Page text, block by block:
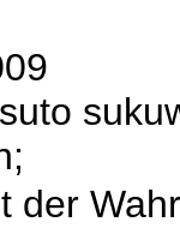
der